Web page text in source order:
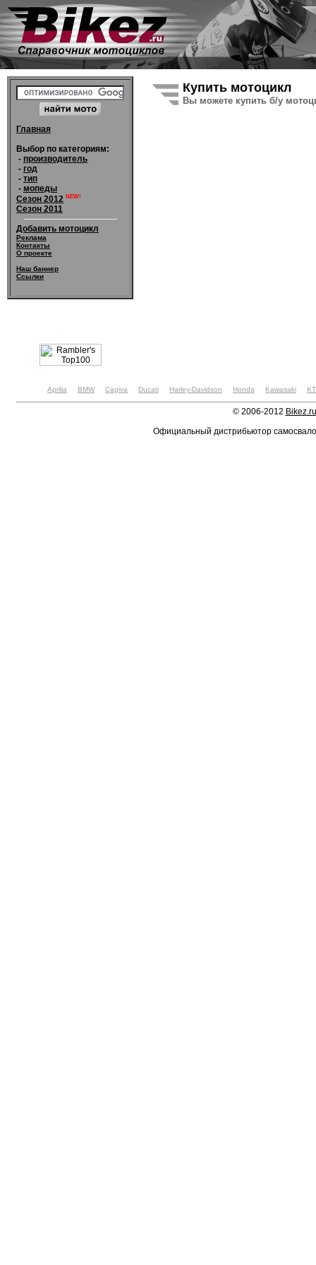
Главная
Выбор по категориям:
- производитель
- год
- тип
- мопеды
Сезон 2012 NEW!
Сезон 2011
Добавить мотоцикл
Реклама
Контакты
О проекте
Наш баннер
Ссылки
Купить мотоцикл
Вы можете купить б/у
Aprilia BMW Cagiva Ducati Harley-Davidson Honda Kawasaki
© 2006-2012 Bikez.ru
Официальный дистрибьютор